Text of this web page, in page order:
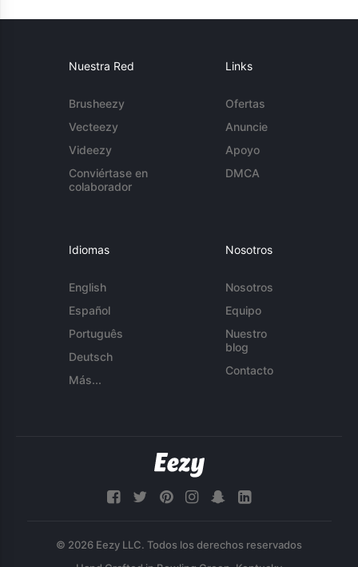
Nuestra Red
Brusheezy
Vecteezy
Videezy
Conviértase en
colaborador
Links
Ofertas
Anuncie
Apoyo
DMCA
Idiomas
English
Español
Português
Deutsch
Más...
Nosotros
Nosotros
Equipo
Nuestro
blog
Contacto
© 2026 Eezy LLC. Todos los derechos reservados